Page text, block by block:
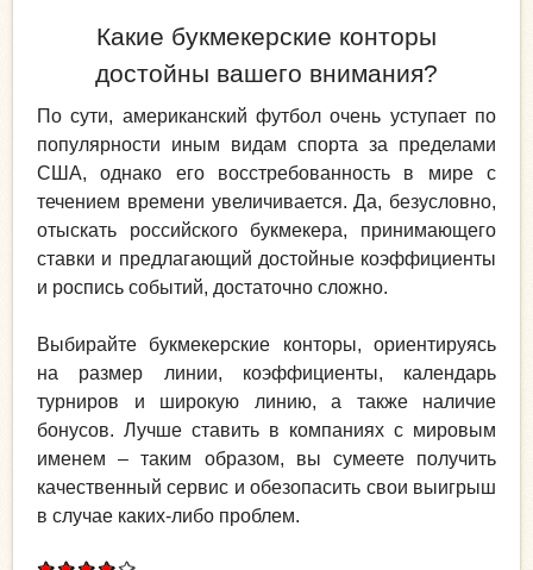
Какие букмекерские конторы
достойны вашего внимания?
По сути, американский футбол очень уступает по
популярности иным видам спорта за пределами
США, однако его восстребованность в мире с
течением времени увеличивается. Да, безусловно,
отыскать российского букмекера, принимающего
ставки и предлагающий достойные коэффициенты
и роспись событий, достаточно сложно.
Выбирайте букмекерские конторы, ориентируясь
на размер линии, коэффициенты, календарь
турниров и широкую линию, а также наличие
бонусов. Лучше ставить в компаниях с мировым
именем – таким образом, вы сумеете получить
качественный сервис и обезопасить свои выигрыш
в случае каких-либо проблем.